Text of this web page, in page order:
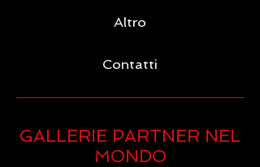
Altro
Contatti
GALLERIE PARTNER NEL
MONDO